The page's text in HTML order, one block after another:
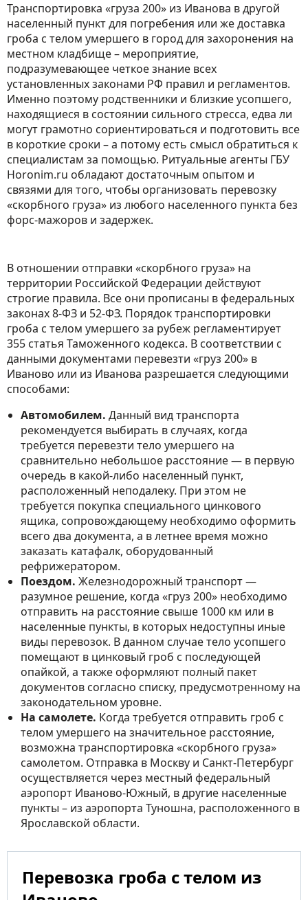
Транспортировка «груза 200» из Иванова в другой
населенный пункт для погребения или же доставка
гроба с телом умершего в город для захоронения на
местном кладбище – мероприятие,
подразумевающее четкое знание всех
установленных законами РФ правил и регламентов.
Именно поэтому родственники и близкие усопшего,
находящиеся в состоянии сильного стресса, едва ли
могут грамотно сориентироваться и подготовить все
в короткие сроки – а потому есть смысл обратиться к
специалистам за помощью. Ритуальные агенты ГБУ
Horonim.ru обладают достаточным опытом и
связями для того, чтобы организовать перевозку
«скорбного груза» из любого населенного пункта без
форс-мажоров и задержек.
В отношении отправки «скорбного груза» на
территории Российской Федерации действуют
строгие правила. Все они прописаны в федеральных
законах 8-ФЗ и 52-ФЗ. Порядок транспортировки
гроба с телом умершего за рубеж регламентирует
355 статья Таможенного кодекса. В соответствии с
данными документами перевезти «груз 200» в
Иваново или из Иванова разрешается следующими
способами:
Автомобилем. Данный вид транспорта
рекомендуется выбирать в случаях, когда
требуется перевезти тело умершего на
сравнительно небольшое расстояние — в первую
очередь в какой-либо населенный пункт,
расположенный неподалеку. При этом не
требуется покупка специального цинкового
ящика, сопровождающему необходимо оформить
всего два документа, а в летнее время можно
заказать катафалк, оборудованный
рефрижератором.
Поездом. Железнодорожный транспорт —
разумное решение, когда «груз 200» необходимо
отправить на расстояние свыше 1000 км или в
населенные пункты, в которых недоступны иные
виды перевозок. В данном случае тело усопшего
помещают в цинковый гроб с последующей
опайкой, а также оформляют полный пакет
документов согласно списку, предусмотренному на
законодательном уровне.
На самолете. Когда требуется отправить гроб с
телом умершего на значительное расстояние,
возможна транспортировка «скорбного груза»
самолетом. Отправка в Москву и Санкт-Петербург
осуществляется через местный федеральный
аэропорт Иваново-Южный, в другие населенные
пункты – из аэропорта Туношна, расположенного в
Ярославской области.
Перевозка гроба с телом из